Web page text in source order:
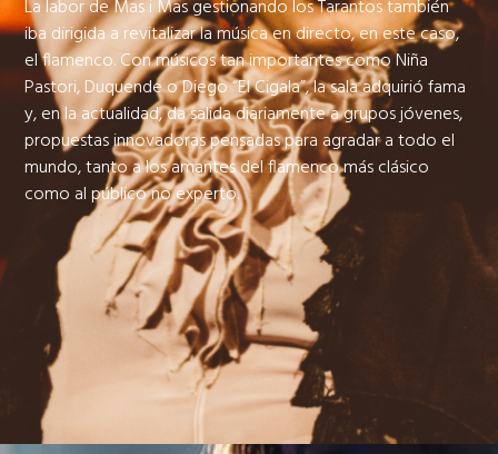
La labor de Mas i Mas gestionando los Tarantos también
iba dirigida a revitalizar la música en directo, en este caso,
el flamenco. Con músicos tan importantes como Niña
Pastori, Duquende o Diego “El Cigala”, la sala adquirió fama
y, en la actualidad, da salida diariamente a grupos jóvenes,
propuestas innovadoras pensadas para agradar a todo el
mundo, tanto a los amantes del flamenco más clásico
como al público no experto.